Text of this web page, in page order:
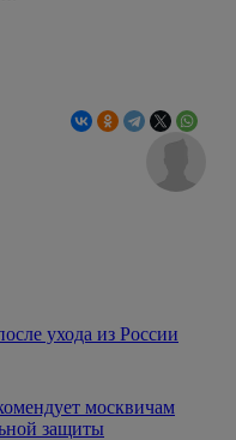
ухода из России
москвичам
защиты